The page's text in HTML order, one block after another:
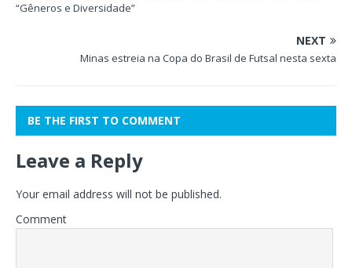
“Gêneros e Diversidade”
NEXT
Minas estreia na Copa do Brasil de Futsal nesta sexta
BE THE FIRST TO COMMENT
Leave a Reply
Your email address will not be published.
Comment